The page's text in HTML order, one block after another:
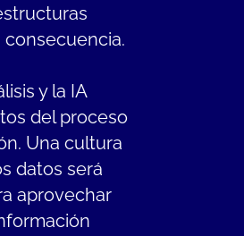
y la IA
del proceso
Una cultura
datos será
aprovechar